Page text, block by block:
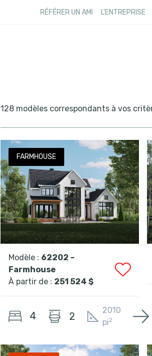
RÉFÉRER UN AMI L’ENTREPRISE
128 modèles correspondants à vos
FARMHOUSE
Modèle : 62202 –
Farmhouse
À partir de : 251 524 $
4 2
2010
pi2